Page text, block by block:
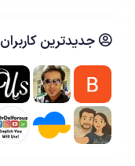
جدیدترین کاربران